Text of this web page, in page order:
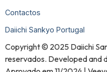
Contactos
Daiichi Sankyo Portugal
Copyright © 2025 Daiichi
reservados. Developed and